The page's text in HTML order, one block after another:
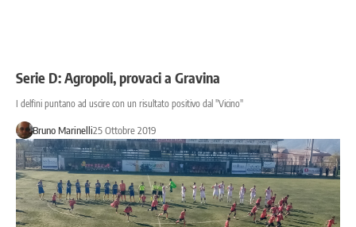
Serie D: Agropoli, provaci a Gravina
I delfini puntano ad uscire con un risultato positivo dal ''Vicino''
Bruno Marinelli25 Ottobre 2019